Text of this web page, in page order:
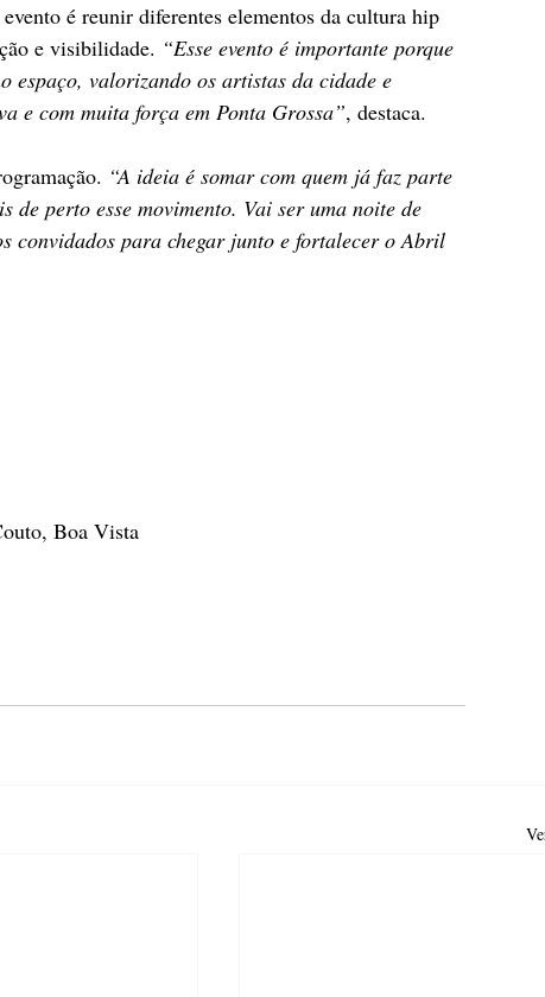
é reunir diferentes elementos da cultura hip
e visibilidade. “Esse evento é importante porque
espaço, valorizando os artistas da cidade e
e com muita força em Ponta Grossa”, destaca.
“A ideia é somar com quem já faz parte
de perto esse movimento. Vai ser uma noite de
convidados para chegar junto e fortalecer o Abril
Boa Vista